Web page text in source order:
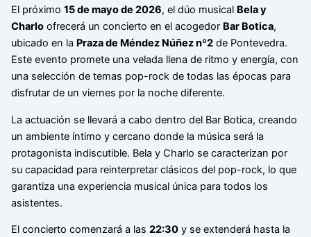
El próximo 15 de mayo de 2026, el dúo musical Bela y
Charloofrecerá un concierto en el acogedor Bar Botica,
ubicado en la Praza de Méndez Núñez nº2de Pontevedra.
Este evento promete una velada llena de ritmo y energía, con
una selección de temas pop-rock de todas las épocas para
disfrutar de un viernes por la noche diferente.
La actuación se llevará a cabo dentro del Bar Botica, creando
un ambiente íntimo y cercano donde la música será la
protagonista indiscutible. Bela y Charlo se caracterizan por
su capacidad para reinterpretar clásicos del pop-rock, lo que
garantiza una experiencia musical única para todos los
asistentes.
El concierto comenzará a las 22:30y se extenderá hasta la